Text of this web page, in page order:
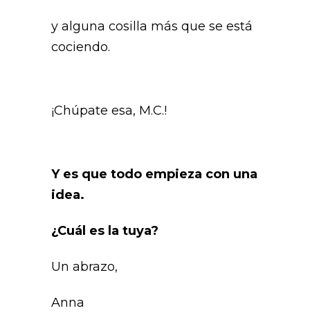
y alguna cosilla más que se está
cociendo.
¡Chúpate esa, M.C.!
Y es que todo empieza con una
idea.
¿Cuál es la tuya?
Un abrazo,
Anna